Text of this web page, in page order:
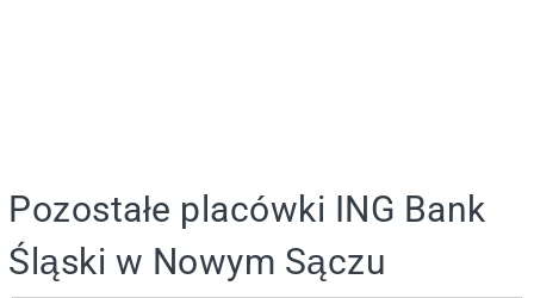
Pozostałe placówki ING Bank
Śląski w Nowym Sączu